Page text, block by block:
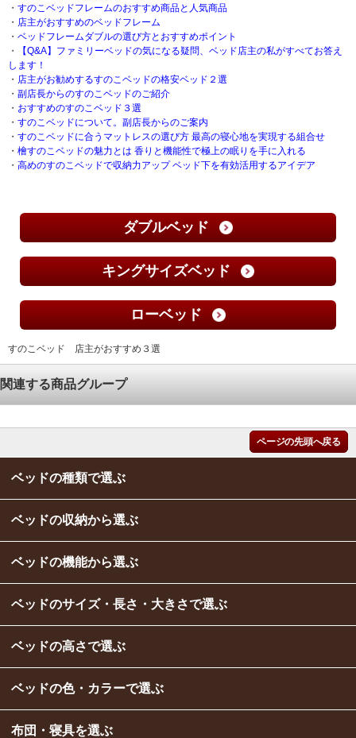
・ すのこベッドフレームのおすすめ商品と人気商品
・ 店主がおすすめのベッドフレーム
・ ベッドフレームダブルの選び方とおすすめポイント
・
【Q&A】ファミリーベッドの気になる疑問、ベッド店主の私がすべてお答え
します！
・ 店主がお勧めするすのこベッドの格安ベッド２選
・ 副店長からのすのこベッドのご紹介
・ おすすめのすのこベッド３選
・ すのこベッドについて。副店長からのご案内
・ すのこベッドに合うマットレスの選び方 最高の寝心地を実現する組合せ
・ 檜すのこベッドの魅力とは 香りと機能性で極上の眠りを手に入れる
・ 高めのすのこベッドで収納力アップ ベッド下を有効活用するアイデア
ダブルベッド
キングサイズベッド
ローベッド
すのこベッド 店主がおすすめ３選
関連する商品グループ
ページの先頭へ戻る
ベッドの種類で選ぶ
ベッドの収納から選ぶ
ベッドの機能から選ぶ
ベッドのサイズ・長さ・大きさで選ぶ
ベッドの高さで選ぶ
ベッドの色・カラーで選ぶ
布団・寝具を選ぶ